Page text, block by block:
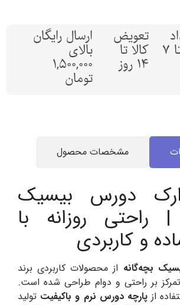
وجه تا 7
تعویض
کالا تا
14 روز
ارسال رایگان
بالای
1,500,000
تومان
مشخصات محصول
دورس بیسیک
| راحتی روزانه با
و کاربردی
بچه‌گانه از محصولات کاربردی برند
تمرکز بر راحتی و دوام طراحی شده است.
از پارچه دورس نرم و باکیفیت تولید